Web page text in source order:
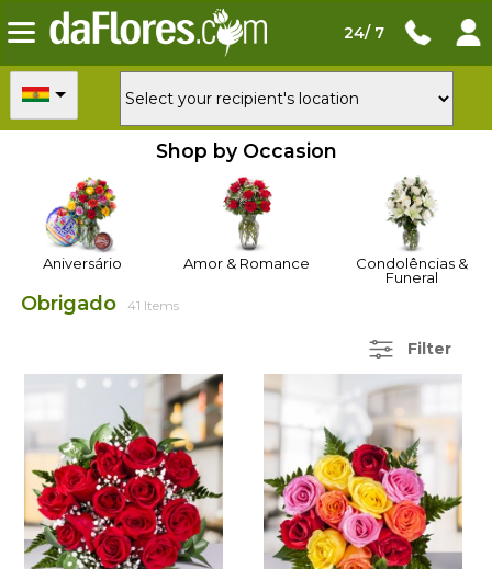
24/ 7
Shop by Occasion
Aniversário Amor & Romance
Condolências &
Funeral
Obrigado 41 Items
Filter